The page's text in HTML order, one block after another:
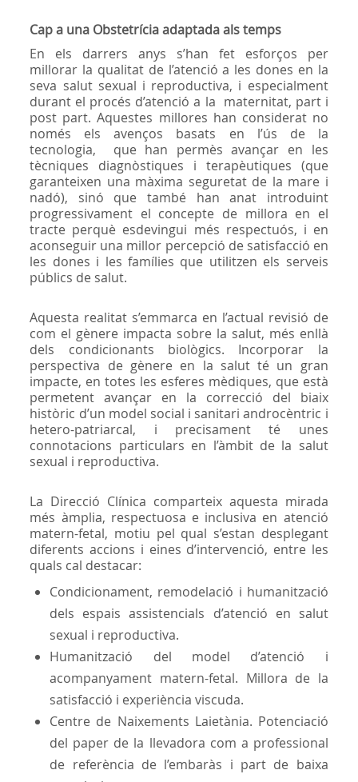
Cap a una Obstetrícia adaptada als temps
En els darrers anys s’han fet esforços per
millorar la qualitat de l’atenció a les dones en la
seva salut sexual i reproductiva, i especialment
durant el procés d’atenció a la maternitat, part i
post part. Aquestes millores han considerat no
només els avenços basats en l’ús de la
tecnologia, que han permès avançar en les
tècniques diagnòstiques i terapèutiques (que
garanteixen una màxima seguretat de la mare i
nadó), sinó que també han anat introduint
progressivament el concepte de millora en el
tracte perquè esdevingui més respectuós, i en
aconseguir una millor percepció de satisfacció en
les dones i les famílies que utilitzen els serveis
públics de salut.
Aquesta realitat s’emmarca en l’actual revisió de
com el gènere impacta sobre la salut, més enllà
dels condicionants biològics. Incorporar la
perspectiva de gènere en la salut té un gran
impacte, en totes les esferes mèdiques, que està
permetent avançar en la correcció del biaix
històric d’un model social i sanitari androcèntric i
hetero-patriarcal, i precisament té unes
connotacions particulars en l’àmbit de la salut
sexual i reproductiva.
La Direcció Clínica comparteix aquesta mirada
més àmplia, respectuosa e inclusiva en atenció
matern-fetal, motiu pel qual s’estan desplegant
diferents accions i eines d’intervenció, entre les
quals cal destacar:
Condicionament, remodelació i humanització
dels espais assistencials d’atenció en salut
sexual i reproductiva.
Humanització del model d’atenció i
acompanyament matern-fetal. Millora de la
satisfacció i experiència viscuda.
Centre de Naixements Laietània. Potenciació
del paper de la llevadora com a professional
de referència de l’embaràs i part de baixa